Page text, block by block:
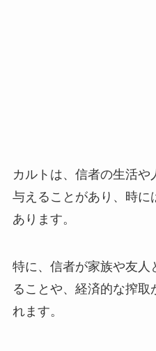
カルトは、信者の生活や
与えることがあり、時に
あります。
特に、信者が家族や友人
ることや、経済的な搾取
れます。